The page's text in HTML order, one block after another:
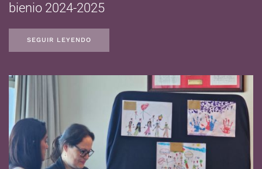
bienio 2024-2025
SEGUIR LEYENDO